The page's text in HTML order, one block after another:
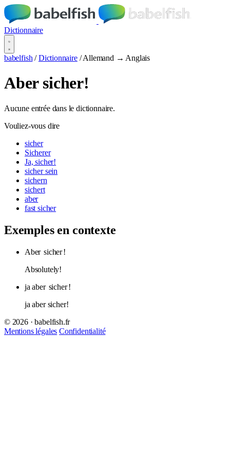
Dictionnaire
babelfish / Dictionnaire / Allemand → Anglais
Aber sicher!
Aucune entrée dans le dictionnaire.
Vouliez-vous dire
sicher
Sicherer
Ja, sicher!
sicher sein
sichern
sichert
aber
fast sicher
Exemples en contexte
Aber sicher!
Absolutely!
ja aber sicher !
ja aber sicher!
© 2026 · babelfish.fr
Mentions légales Confidentialité